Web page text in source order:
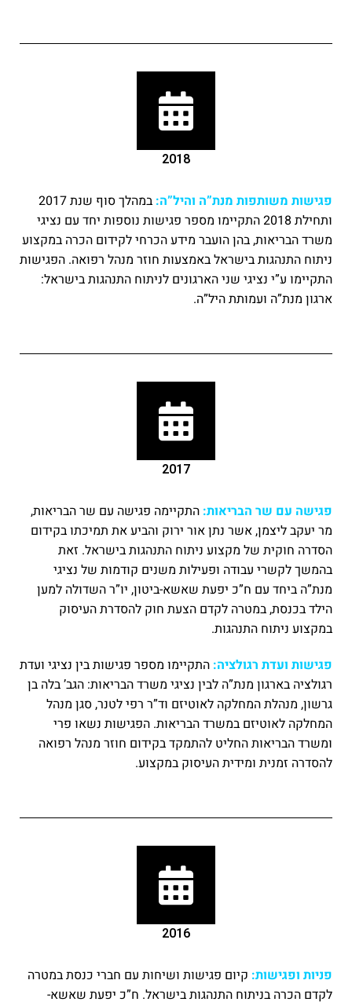
2018
פגישות משותפות מנת”ה והיל”ה:
במהלך סוף שנת 2017
ותחילת 2018 התקיימו מספר פגישות נוספות יחד עם נציגי
משרד הבריאות, בהן הועבר מידע הכרחי לקידום הכרה במקצוע
ניתוח התנהגות בישראל באמצעות חוזר מנהל רפואה. הפגישות
התקיימו ע”י נציגי שני הארגונים לניתוח התנהגות בישראל:
ארגון מנת”ה ועמותת היל”ה.
2017
פגישה עם שר הבריאות: התקיימה פגישה עם שר הבריאות,
מר יעקב ליצמן, אשר נתן אור ירוק והביע את תמיכתו בקידום
הסדרה חוקית של מקצוע ניתוח התנהגות בישראל. זאת
בהמשך לקשרי עבודה ופעילות משנים קודמות של נציגי
מנת”ה ביחד עם ח”כ יפעת שאשא-ביטון, יו”ר השדולה למען
הילד בכנסת, במטרה לקדם הצעת חוק להסדרת העיסוק
במקצוע ניתוח התנהגות.
פגישות ועדת רגולציה: התקיימו מספר פגישות בין נציגי ועדת
רגולציה בארגון מנת”ה לבין נציגי משרד הבריאות: הגב’ בלה בן
גרשון, מנהלת המחלקה לאוטיזם וד”ר רפי לטנר, סגן מנהל
המחלקה לאוטיזם במשרד הבריאות. הפגישות נשאו פרי
ומשרד הבריאות החליט להתמקד בקידום חוזר מנהל רפואה
להסדרה זמנית ומידית העיסוק במקצוע.
2016
פניות ופגישות: קיום פגישות ושיחות עם חברי כנסת במטרה
לקדם הכרה בניתוח התנהגות בישראל. ח”כ יפעת שאשא-